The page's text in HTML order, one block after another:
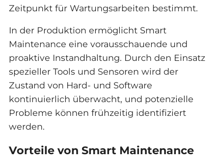
Zeitpunkt für Wartungsarbeiten bestimmt.
In der Produktion ermöglicht Smart
Maintenance eine vorausschauende und
proaktive Instandhaltung. Durch den Einsatz
spezieller Tools und Sensoren wird der
Zustand von Hard- und Software
kontinuierlich überwacht, und potenzielle
Probleme können frühzeitig identifiziert
werden.
Vorteile von Smart Maintenance